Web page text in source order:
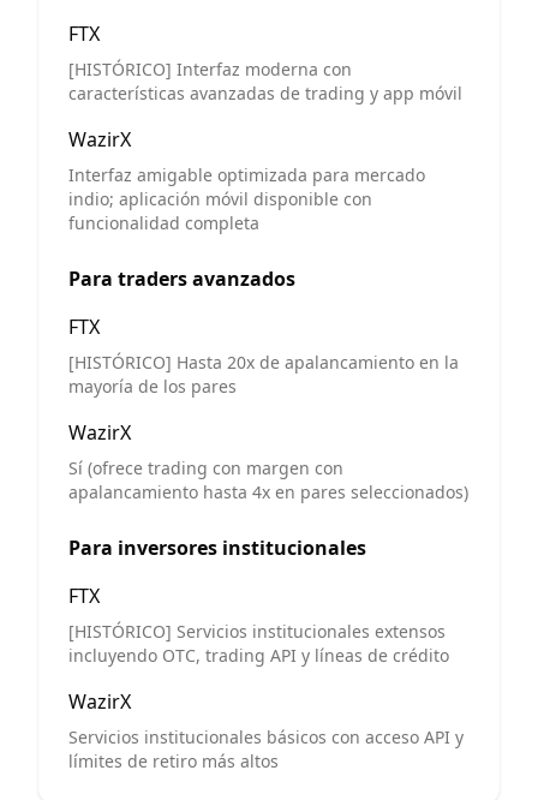
FTX
[HISTÓRICO] Interfaz moderna con
características avanzadas de trading y app móvil
WazirX
Interfaz amigable optimizada para mercado
indio; aplicación móvil disponible con
funcionalidad completa
Para traders avanzados
FTX
[HISTÓRICO] Hasta 20x de apalancamiento en la
mayoría de los pares
WazirX
Sí (ofrece trading con margen con
apalancamiento hasta 4x en pares seleccionados)
Para inversores institucionales
FTX
[HISTÓRICO] Servicios institucionales extensos
incluyendo OTC, trading API y líneas de crédito
WazirX
Servicios institucionales básicos con acceso API y
límites de retiro más altos